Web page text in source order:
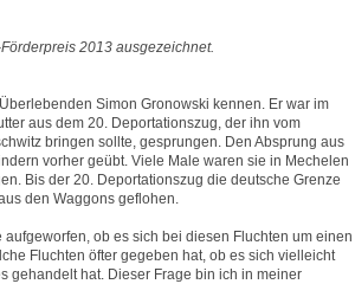
2013 ausgezeichnet.
Simon Gronowski kennen. Er war im
aus dem 20. Deportationszug, der ihn vom
bringen sollte, gesprungen. Den Absprung aus
vorher geübt. Viele Male waren sie in Mechelen
Bis der 20. Deportationszug die deutsche Grenze
den Waggons geflohen.
ob es sich bei diesen Fluchten um einen
Fluchten öfter gegeben hat, ob es sich vielleicht
gehandelt hat. Dieser Frage bin ich in meiner